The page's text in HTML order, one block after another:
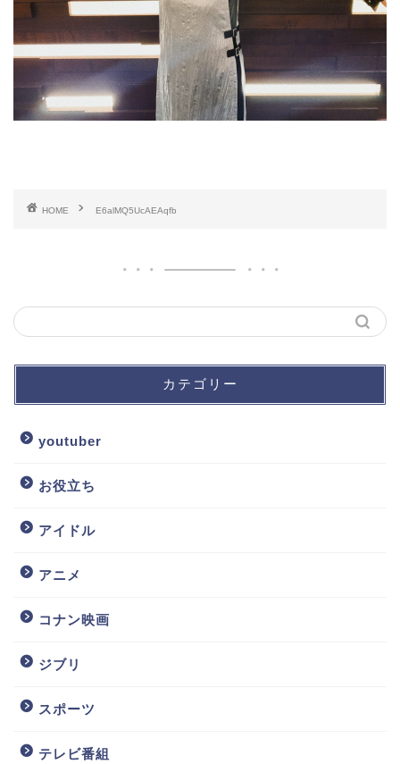
HOME E6alMQ5UcAEAqfb
カテゴリー
youtuber
お役立ち
アイドル
アニメ
コナン映画
ジブリ
スポーツ
テレビ番組